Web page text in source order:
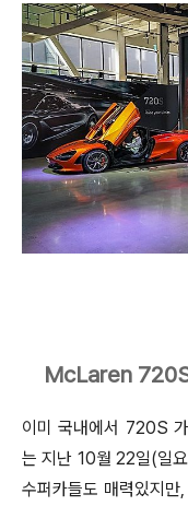
McLaren
이미 국내에서 720S
는 지난 10월 22일(일
수퍼카들도 매력있지